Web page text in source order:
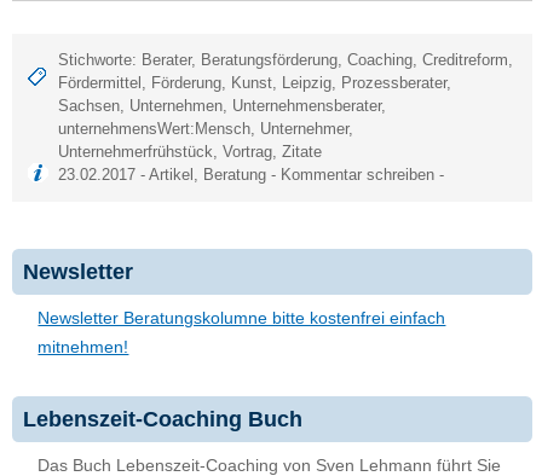
Stichworte: Berater, Beratungsförderung,Coaching,Creditreform,
Fördermittel , Förderung, Kunst, Leipzig, Prozessberater,
Sachsen, Unternehmen, Unternehmensberater,
unternehmensWert:Mensch, Unternehmer,
Unternehmerfrühstück,Vortrag,Zitate
23.02.2017 -Artikel , Beratung - Kommentar schreiben -
Newsletter
Newsletter Beratungskolumne bitte kostenfrei einfach
mitnehmen!
Lebenszeit-Coaching Buch
Das Buch Lebenszeit-Coaching von Sven Lehmann führt Sie